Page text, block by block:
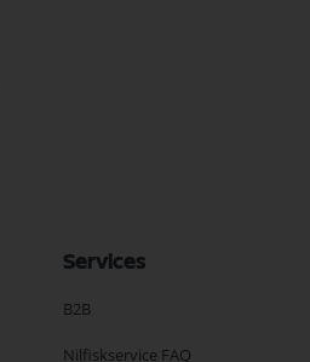
Services
B2B
Nilfiskservice FAQ